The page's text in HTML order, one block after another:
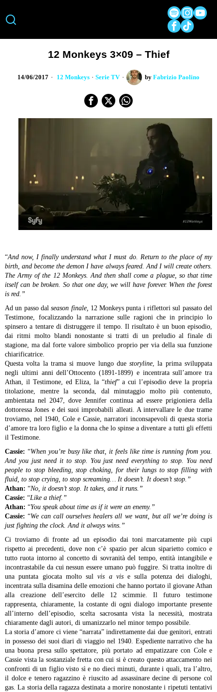
12 Monkeys 3×09 – Thief
14/06/2017 12 Monkeys · Serie TV by Fabrizio Paolino
“And now, I finally understand what I must do. Return to the place of my
birth, and become the demon I have always feared. And I will create others.
The Army of the 12 Monkeys. And then shall come a plague, so that time
itself can be broken. So that one day, we will have forever. When the forest
is red.”
Ad un passo dalseason finale, 12 Monkeys punta i riflettori sul passato del
Testimone, focalizzando la narrazione sulle ragioni che in principio lo
spinsero a tentare di distruggere il tempo. Il risultato è un buon episodio,
dai ritmi molto blandi nonostante si tratti di un preludio al finale di
stagione, ma dal forte valore simbolico proprio per via della sua funzione
chiarificatrice.
Questa volta la trama si muove lungo duestoryline , la prima sviluppata
negli ultimi anni dell’Ottocento (1891-1899) e incentrata sull’amore tra
Athan, il Testimone, ed Eliza, la “thief” a cui l’episodio deve la propria
titolazione, mentre la seconda, dal minutaggio molto più contenuto,
ambientata nel 2047, dove Jennifer continua ad essere prigioniera della
dottoressa Jones e dei suoi improbabili alleati. A intervallare le due trame
troviamo, nel 1940, Cole e Cassie, narratori inconsapevoli di questa storia
d’amore tra loro figlio e la donna che lo spinse a diventare a tutti gli effetti
il Testimone.
Cassie: “When you’re busy like that, it feels like time is running from you.
And you just need it to stop. You just need everything to stop. You need
people to stop bleeding, stop choking, for their lungs to stop filling with
fluid, to stop crying, to stop screaming… It doesn’t. It doesn’t stop.”
Athan: “No, it doesn’t stop. It takes, and it runs.”
Cassie: “Like a thief.”
Athan: “You speak about time as if it were an enemy.”
Cassie:“We can call ourselves healers all we want, but all we’re doing is
just fighting the clock. And it always wins.”
Ci troviamo di fronte ad un episodio dai toni marcatamente più cupi
rispetto ai precedenti, dove non c’è spazio per alcun siparietto comico e
tutto ruota intorno al concetto di sovranità del tempo, entità intangibile e
incontrastabile da cui nessun essere umano può fuggire. Si tratta inoltre di
una puntata giocata molto sulvis a vis e sulla potenza dei dialoghi,
incentrata sulla disamina delle emozioni che hanno portato il giovane Athan
alla creazione dell’esercito delle 12 scimmie. Il futuro testimone
rappresenta, chiaramente, la costante di ogni dialogo importante presente
all’interno dell’episodio, scelta sacrosanta vista la necessità, mostrata
chiaramente dagli autori, di umanizzarlo nel minor tempo possibile.
La storia d’amore ci viene “narrata” indirettamente dai due genitori, entrati
in possesso dei suoi diari di viaggio nel 1940. Espediente narrativo che ha
una buona presa sullo spettatore, più portato ad empatizzare con Cole e
Cassie vista la sostanziale fretta con cui si è creato questo attaccamento nei
confronti di un figlio visto sì e no dieci minuti, durante i quali, tra l’altro,
il dolce e tenero ragazzino è riuscito ad assassinare decine di persone col
gas. La storia della ragazza destinata a morire nonostante i ripetuti tentativi